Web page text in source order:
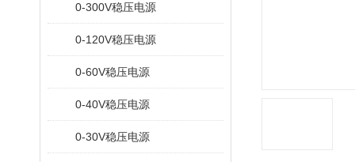
0-300V稳压电源
0-120V稳压电源
0-60V稳压电源
0-40V稳压电源
0-30V稳压电源